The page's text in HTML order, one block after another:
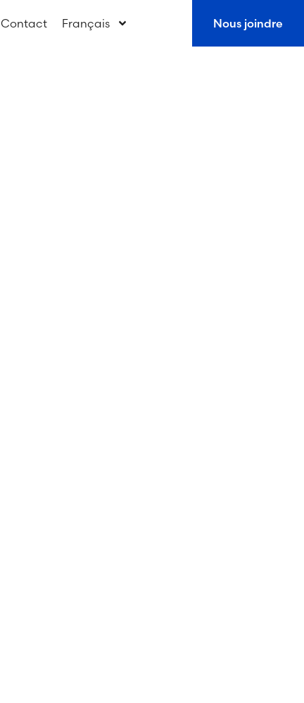
Contact Français Nous joindre